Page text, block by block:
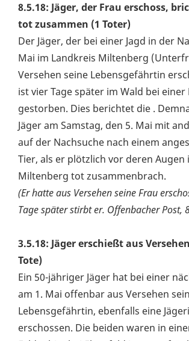
8.5.18: Jäger, der Frau erschoss,
tot zusammen (1 Toter)
Der Jäger, der bei einer Jagd in der
Mai im Landkreis Miltenberg
Versehen seine Lebensgefährtin
ist vier Tage später im Wald bei einer
gestorben. Dies berichtet die .
Jäger am Samstag, den 5. Mai mit
auf der Nachsuche nach einem
Tier, als er plötzlich vor deren Augen
Miltenberg tot zusammenbrach.
(Er hatte aus Versehen seine Frau
Tage später stirbt er. Offenbacher Post,
3.5.18: Jäger erschießt aus
Tote)
Ein 50-jähriger Jäger hat bei einer
am 1. Mai offenbar aus Versehen
Lebensgefährtin, ebenfalls eine
erschossen. Die beiden waren in